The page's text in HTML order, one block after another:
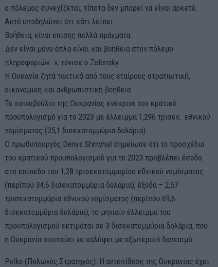
ο πόλεμος συνεχίζεται, τίποτα δεν μπορεί να είναι αρκετό.
Αυτό υποδηλώνει ότι κάτι λείπει.
Βοήθεια, είναι επίσης πολλά πράγματα.
Δεν είναι μόνο όπλα είναι και βοήθεια στον πόλεμο
πληροφοριών…», τόνισε ο Zelensky.
H Ουκανία ζητά τακτικά από τους εταίρους στρατιωτική,
οικονομική και ανθρωπιστική βοήθεια.
Το κοινοβούλιο της Ουκρανίας ενέκρινε τον κρατικό
προϋπολογισμό για το 2023 με έλλειμμα 1,296 τρισεκ. εθνικού
νομίσματος (35,1 δισεκατομμύρια δολάρια).
Ο πρωθυπουργός Denys Shmyhal σημείωσε ότι το προσχέδιο
του κρατικού προϋπολογισμού για το 2023 προβλέπει έσοδα
στο επίπεδο του 1,28 τρισεκατομμυρίου εθνικού νομίσματος
(περίπου 34,6 δισεκατομμύρια δολάρια), έξοδα – 2,57
τρισεκατομμύρια εθνικού νομίσματος (περίπου 69,6
δισεκατομμύρια δολάρια), το μηνιαίο έλλειμμα του
προϋπολογισμού εκτιμάται σε 3 δισεκατομμύρια δολάρια, που
η Ουκρανία σκοπεύει να καλύψει με εξωτερικό δανεισμό.
Polko (Πολωνός Στρατηγός): Η αντεπίθεση της Ουκρανίας έχει